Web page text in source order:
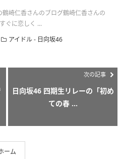
崎仁香さんのブログ鶴崎仁香さんの
ぐに恋しく ...
アイドル - 日向坂46
次の記事
日向坂46 四期生リレーの「初め
ての春 ...
ーム